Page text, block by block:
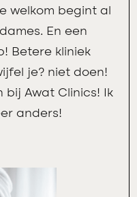
welkom begint al
En een
Betere kliniek
je? niet doen!
bij Awat Clinics! Ik
anders!